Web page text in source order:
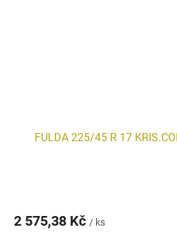
FULDA 225/45 R 17
2 575,38 Kč / ks